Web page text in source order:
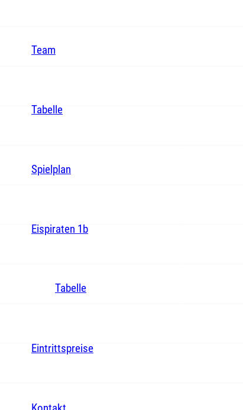
Team
Tabelle
Spielplan
Eispiraten 1b
Tabelle
Eintrittspreise